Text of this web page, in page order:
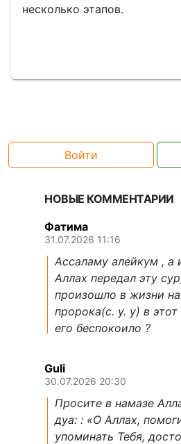
несколько этапов.
Войти
НОВЫЕ КОММЕНТАРИИ
Фатима
31.07.2026 11:16
Ассаламу алейкум , а
Аллах передал эту
произошло в жизни
пророка(с. у. у) в
его беспокоило ?
Guli
30.07.2026 20:30
Просите в намазе
дуа: : «О Аллах,
упоминать Тебя,